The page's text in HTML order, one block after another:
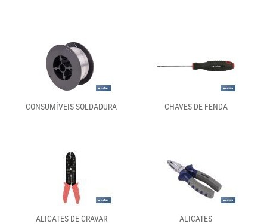
CONSUMÍVEIS SOLDADURA CHAVES DE FENDA
ALICATES DE CRAVAR ALICATES